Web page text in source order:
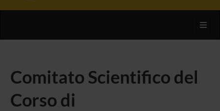
Comitato Scientifico del
Corso di